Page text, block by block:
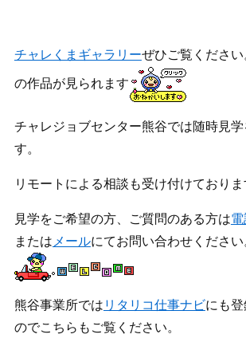
チャレくまギャラリーぜひご覧くださ
の作品が見られます
チャレジョブセンター熊谷では随時見学
す。
リモートによる相談も受け付けておりま
見学をご希望の方、ご質問のある方は
または メールにてお問い合わせくださ
熊谷事業所では リタリコ仕事ナビにも
のでこちらもご覧ください。